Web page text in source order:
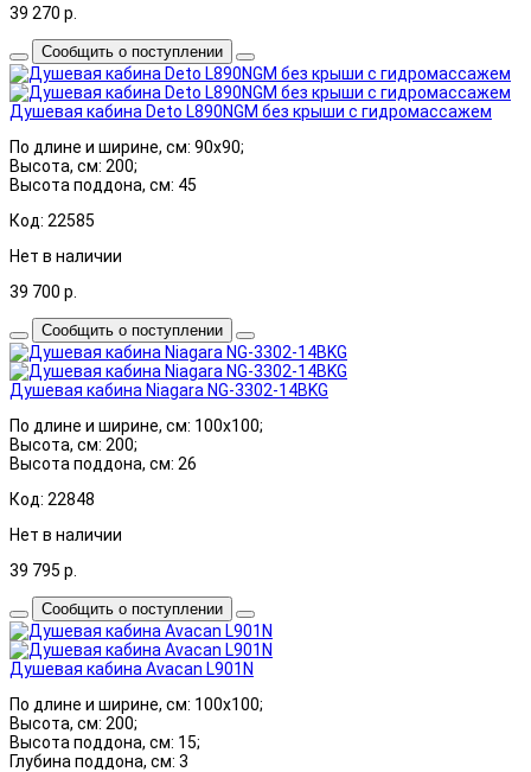
39 270 р.
Сообщить о поступлении
Душевая кабина Deto L890NGM без крыши с гидромассажем
По длине и ширине, см: 90x90;
Высота, см: 200;
Высота поддона, см: 45
Код: 22585
Нет в наличии
39 700 р.
Сообщить о поступлении
Душевая кабина Niagara NG-3302-14BKG
По длине и ширине, см: 100x100;
Высота, см: 200;
Высота поддона, см: 26
Код: 22848
Нет в наличии
39 795 р.
Сообщить о поступлении
Душевая кабина Avacan L901N
По длине и ширине, см: 100x100;
Высота, см: 200;
Высота поддона, см: 15;
Глубина поддона, см: 3